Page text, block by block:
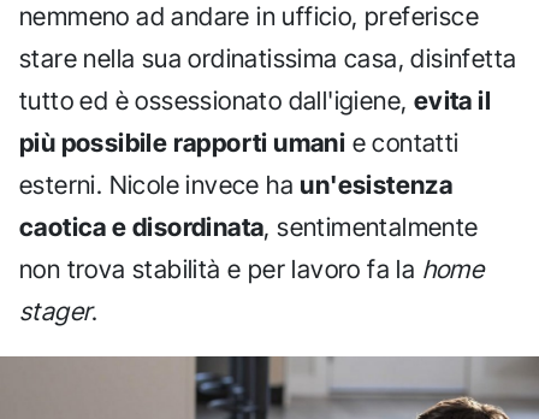
nemmeno ad andare in ufficio, preferisce
stare nella sua ordinatissima casa, disinfetta
tutto ed è ossessionato dall'igiene, evita il
più possibile rapporti umani e contatti
esterni. Nicole invece ha un'esistenza
caotica e disordinata, sentimentalmente
non trova stabilità e per lavoro fa la home
stager.